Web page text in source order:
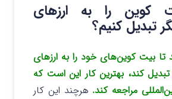
کوین را به ارزهای
تبدیل کنیم؟
بیت کوین‌های خود را به ارزهای
کند، بهترین کار این است که
مراجعه کند. هرچند این کار